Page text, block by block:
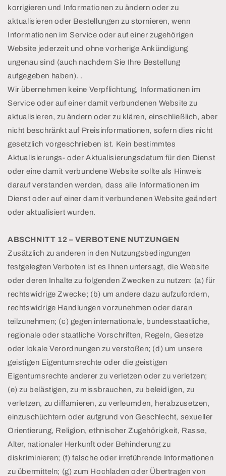
korrigieren und Informationen zu ändern oder zu
aktualisieren oder Bestellungen zu stornieren, wenn
Informationen im Service oder auf einer zugehörigen
Website jederzeit und ohne vorherige Ankündigung
ungenau sind (auch nachdem Sie Ihre Bestellung
aufgegeben haben). .
Wir übernehmen keine Verpflichtung, Informationen im
Service oder auf einer damit verbundenen Website zu
aktualisieren, zu ändern oder zu klären, einschließlich, aber
nicht beschränkt auf Preisinformationen, sofern dies nicht
gesetzlich vorgeschrieben ist. Kein bestimmtes
Aktualisierungs- oder Aktualisierungsdatum für den Dienst
oder eine damit verbundene Website sollte als Hinweis
darauf verstanden werden, dass alle Informationen im
Dienst oder auf einer damit verbundenen Website geändert
oder aktualisiert wurden.
ABSCHNITT 12 – VERBOTENE NUTZUNGEN
Zusätzlich zu anderen in den Nutzungsbedingungen
festgelegten Verboten ist es Ihnen untersagt, die Website
oder deren Inhalte zu folgenden Zwecken zu nutzen: (a) für
rechtswidrige Zwecke; (b) um andere dazu aufzufordern,
rechtswidrige Handlungen vorzunehmen oder daran
teilzunehmen; (c) gegen internationale, bundesstaatliche,
regionale oder staatliche Vorschriften, Regeln, Gesetze
oder lokale Verordnungen zu verstoßen; (d) um unsere
geistigen Eigentumsrechte oder die geistigen
Eigentumsrechte anderer zu verletzen oder zu verletzen;
(e) zu belästigen, zu missbrauchen, zu beleidigen, zu
verletzen, zu diffamieren, zu verleumden, herabzusetzen,
einzuschüchtern oder aufgrund von Geschlecht, sexueller
Orientierung, Religion, ethnischer Zugehörigkeit, Rasse,
Alter, nationaler Herkunft oder Behinderung zu
diskriminieren; (f) falsche oder irreführende Informationen
zu übermitteln; (g) zum Hochladen oder Übertragen von